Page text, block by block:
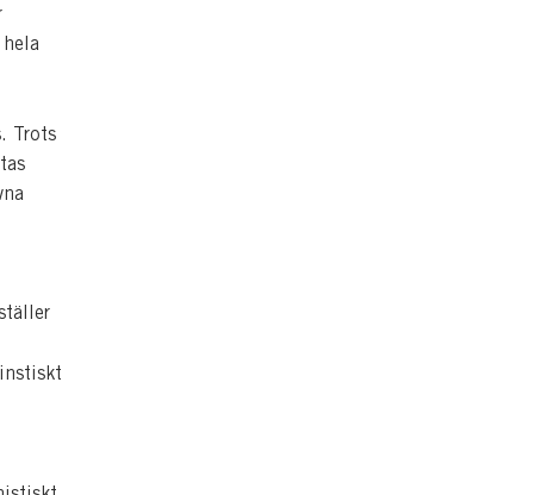
Trots